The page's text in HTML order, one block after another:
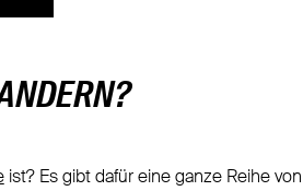
ist? Es gibt dafür eine ganze Reihe von